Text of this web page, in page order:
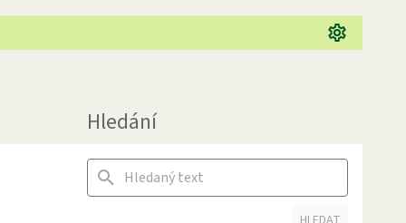
Hledání